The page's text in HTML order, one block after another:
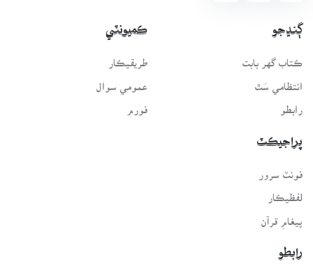
ڳنڍجو
ڪتاب گهر بابت
انتظامي سَٿ
رابطو
ڪميونٽي
طريقيڪار
عمومي سوال
فورم
پراجيڪٽ
لفظيڪار
پيغامِ قرآن
رابطو